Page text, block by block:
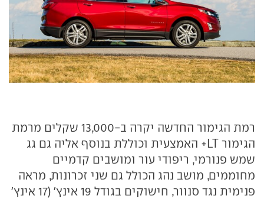
רמת הגימור החדשה יקרה ב-13,000 שקלים מרמת
הגימור LT+ האמצעית וכוללת בנוסף אליה גם גג
שמש פנורמי, ריפודי עור ומושבים קדמיים
מחוממים, מושב נהג הכולל גם שני זכרונות, מראה
פנימית נגד סנוור, חישוקים בגודל 19 אינץ' (17 אינץ'